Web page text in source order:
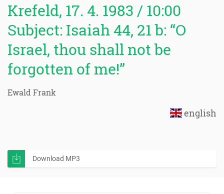
Krefeld, 17. 4. 1983 / 10:00
Subject: Isaiah 44, 21 b: “O
Israel, thou shall not be
forgotten of me!”
Ewald Frank
english
Download MP3